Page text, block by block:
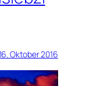
Oktober 2016